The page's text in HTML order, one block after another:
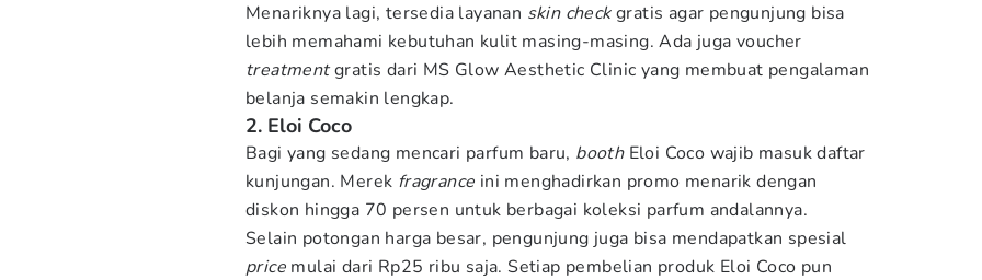
Menariknya lagi, tersedia layanan skin checkgratis agar pengunjung bisa
lebih memahami kebutuhan kulit masing-masing. Ada juga voucher
treatmentgratis dari MS Glow Aesthetic Clinic yang membuat pengalaman
belanja semakin lengkap.
2. Eloi Coco
Bagi yang sedang mencari parfum baru, booth Eloi Coco wajib masuk daftar
kunjungan. Merek fragrance ini menghadirkan promo menarik dengan
diskon hingga 70 persen untuk berbagai koleksi parfum andalannya.
Selain potongan harga besar, pengunjung juga bisa mendapatkan spesial
price mulai dari Rp25 ribu saja. Setiap pembelian produk Eloi Coco pun